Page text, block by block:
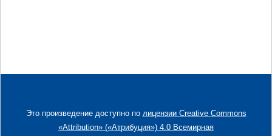
Это произведение доступно по лицензии Creative Commons
«Attribution» («Атрибуция») 4.0 Всемирная